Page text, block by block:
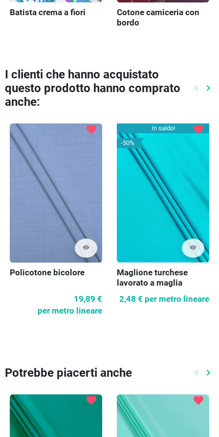
Batista crema a fiori
Cotone camiceria con
bordo
I clienti che hanno acquistato
questo prodotto hanno comprato
anche:
keyboard_arrow_left keyboard_arrow_right
visibility
favorite
Policotone bicolore
19,89 €
per metro lineare
In saldo!
-50%
visibility
favorite
Maglione turchese
lavorato a maglia
2,48 € per metro lineare
Potrebbe piacerti anche keyboard_arrow_left keyboard_arrow_right
favorite favorite